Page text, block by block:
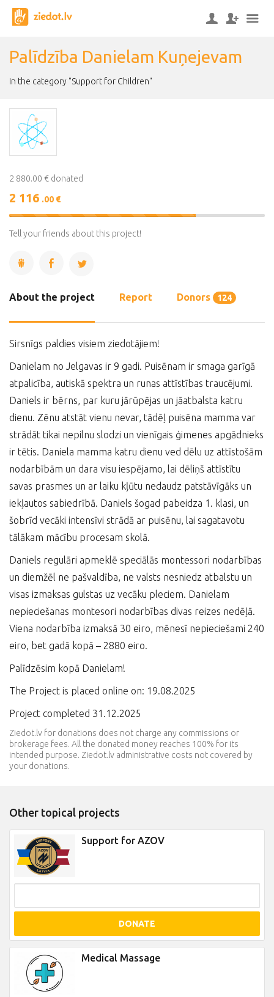
Palīdzība Danielam Kuņejevam
In the category "Support for Children"
2 880.00 € donated
2 116 .00 €
73%
Complete
Tell your friends about this project!
About the project Report Donors 124
Sirsnīgs paldies visiem ziedotājiem!
Danielam no Jelgavas ir 9 gadi. Puisēnam ir smaga garīgā
atpalicība, autiskā spektra un runas attīstības traucējumi.
Daniels ir bērns, par kuru jārūpējas un jāatbalsta katru
dienu. Zēnu atstāt vienu nevar, tādēļ puisēna mamma var
strādāt tikai nepilnu slodzi un vienīgais ģimenes apgādnieks
ir tētis. Daniela mamma katru dienu ved dēlu uz attīstošām
nodarbībām un dara visu iespējamo, lai dēliņš attīstītu
savas prasmes un ar laiku kļūtu nedaudz patstāvīgāks un
iekļautos sabiedrībā. Daniels šogad pabeidza 1. klasi, un
šobrīd vecāki intensīvi strādā ar puisēnu, lai sagatavotu
tālākam mācību procesam skolā.
Daniels regulāri apmeklē speciālās montessori nodarbības
un diemžēl ne pašvaldība, ne valsts nesniedz atbalstu un
visas izmaksas gulstas uz vecāku pleciem. Danielam
nepieciešanas montesori nodarbības divas reizes nedēļā.
Viena nodarbība izmaksā 30 eiro, mēnesī nepieciešami 240
eiro, bet gadā kopā – 2880 eiro.
Palīdzēsim kopā Danielam!
The Project is placed online on: 19.08.2025
Project completed 31.12.2025
Ziedot.lv for donations does not charge any commissions or
brokerage fees. All the donated money reaches 100% for its
intended purpose. Ziedot.lv administrative costs not covered by
your donations.
Other topical projects
Support for AZOV
DONATE
Medical Massage